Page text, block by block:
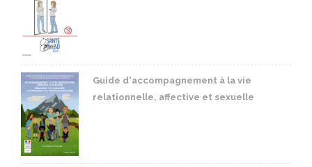
Guide d'accompagnement à la vie
relationnelle, affective et sexuelle